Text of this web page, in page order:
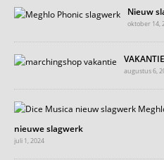
Nieuw
oktober 14,
VAKANTIE
augustus 6,
nieuwe slagwerk
juli 1, 2024